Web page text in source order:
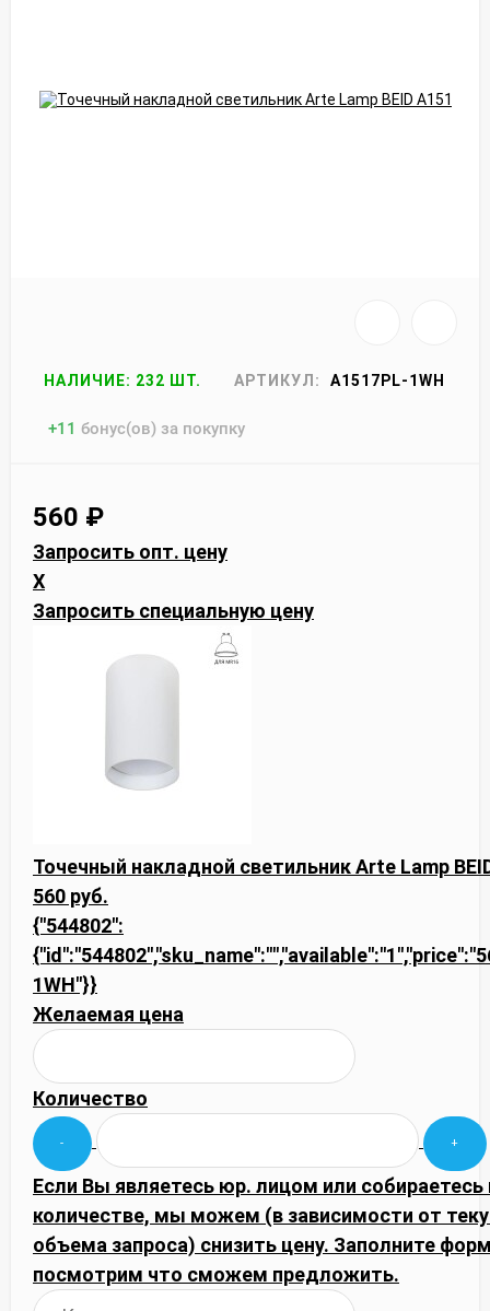
НАЛИЧИЕ: 232 ШТ. АРТИКУЛ: A1517PL-1WH
+11 бонус(ов) за покупку
560 ₽
Запросить опт. цену
X
Запросить специальную цену
Точечный накладной светильник Arte Lamp
560 руб.
{"544802":
1WH"}}
Желаемая цена
Количество
Если Вы являетесь юр. лицом или
количестве, мы можем (в зависимости от
объема запроса) снизить цену. Заполните
посмотрим что сможем предложить.